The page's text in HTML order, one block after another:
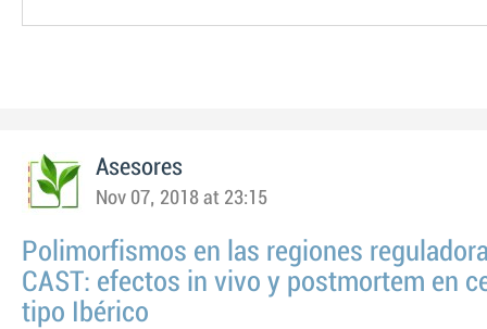
Asesores
Nov 07, 2018 at 23:15
Polimorfismos en las regiones
CAST: efectos in vivo y postmortem en
tipo Ibérico